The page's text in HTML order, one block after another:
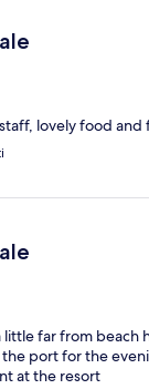
lovely food
little far from beach
port for the
at the resort